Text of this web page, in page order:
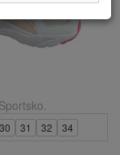
30 31 32 34